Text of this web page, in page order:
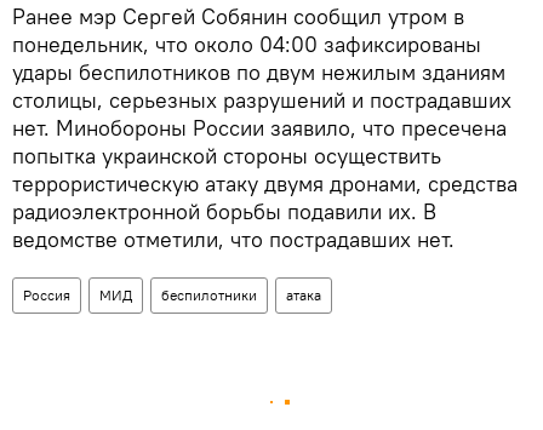
Ранее мэр Сергей Собянин сообщил утром в
понедельник, что около 04:00 зафиксированы
удары беспилотников по двум нежилым зданиям
столицы, серьезных разрушений и пострадавших
нет. Минобороны России заявило, что пресечена
попытка украинской стороны осуществить
террористическую атаку двумя дронами, средства
радиоэлектронной борьбы подавили их. В
ведомстве отметили, что пострадавших нет.
Россия МИД беспилотники атака